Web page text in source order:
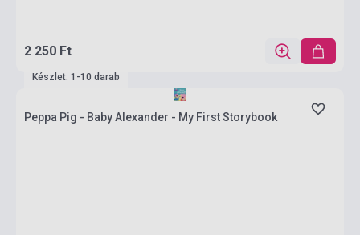
2 250 Ft
Készlet: 1-10 darab
Peppa Pig - Baby Alexander - My First Storybook